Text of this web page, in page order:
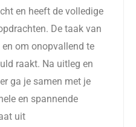
en heeft de volledige
De taak van
om onopvallend te
raakt. Na uitleg en
ga je samen met je
en spannende
uit